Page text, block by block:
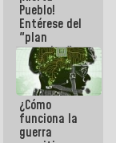
Pueblo!
Entérese del
"plan
enjambre"
de La Sayo
para
sabotear el
diálogo y
promover el
caos
¿Cómo
funciona la
guerra